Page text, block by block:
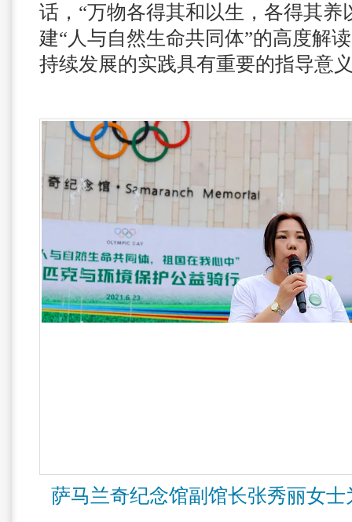
话，“万物各得其和以生，各得其养
建“人与自然生命共同体”的高度解
持续发展的实践具有重要的指导意
萨马兰奇纪念馆副馆长张秀丽女